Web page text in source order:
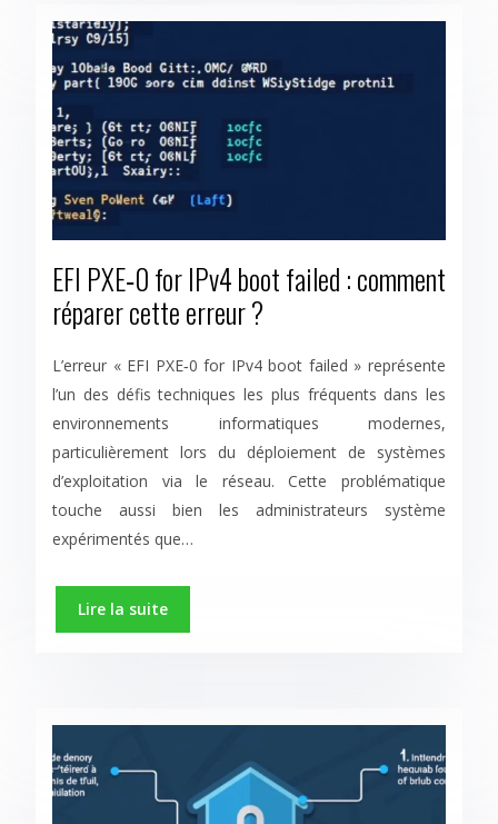
EFI PXE‑0 for IPv4 boot failed : comment
réparer cette erreur ?
L’erreur « EFI PXE‑0 for IPv4 boot failed » représente
l’un des défis techniques les plus fréquents dans les
environnements informatiques modernes,
particulièrement lors du déploiement de systèmes
d’exploitation via le réseau. Cette problématique
touche aussi bien les administrateurs système
expérimentés que…
Lire la suite